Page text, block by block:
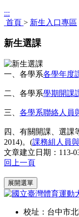
:::
首頁 > 新生入口專區
新生選課
一、各學系各學年度
二、各學系學期開課
三、 各學系聯絡人員
四、有關開課、選課
2014)。(課務組人員
文章建立日期：113-
回上一頁
展開選單
校址：台中市北